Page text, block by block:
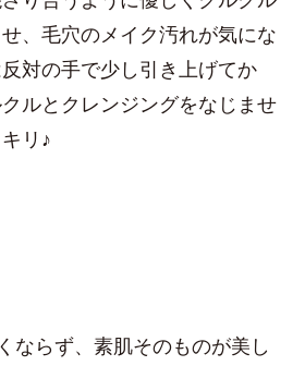
、毛穴のメイク汚れが気にな
対の手で少し引き上げてか
ルとクレンジングをなじませ
リ♪
ならず、素肌そのものが美し